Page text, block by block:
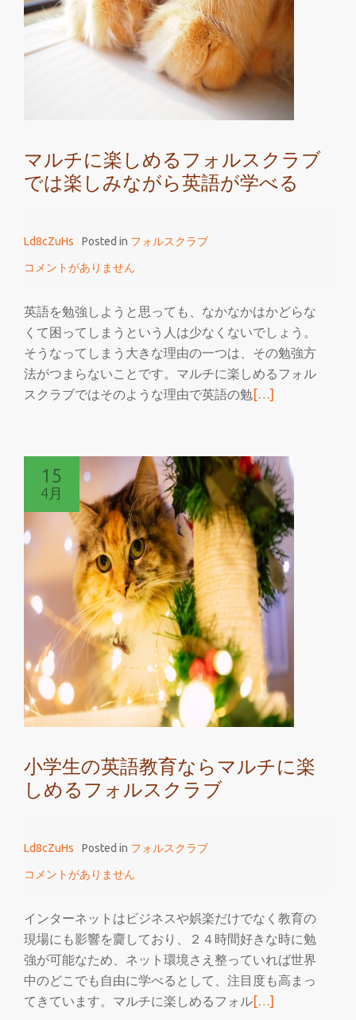
マルチに楽しめるフォルスクラブ
では楽しみながら英語が学べる
Ld8cZuHs Posted in フォルスクラブ
コメントがありません
英語を勉強しようと思っても、なかなかはかどらな
くて困ってしまうという人は少なくないでしょう。
そうなってしまう大きな理由の一つは、その勉強方
法がつまらないことです。マルチに楽しめるフォル
スクラブではそのような理由で英語の勉続
読
む
マ
ル
チ
に
楽
し
め
フ
ォ
ル
ス
ラ
な
が
英
語
[…]
15
4月
小学生の英語教育ならマルチに楽
しめるフォルスクラブ
Ld8cZuHs Posted in フォルスクラブ
コメントがありません
インターネットはビジネスや娯楽だけでなく教育の
現場にも影響を齎しており、２４時間好きな時に勉
強が可能なため、ネット環境さえ整っていれば世界
中のどこでも自由に学べるとして、注目度も高まっ
てきています。マルチに楽しめるフォル続[…]